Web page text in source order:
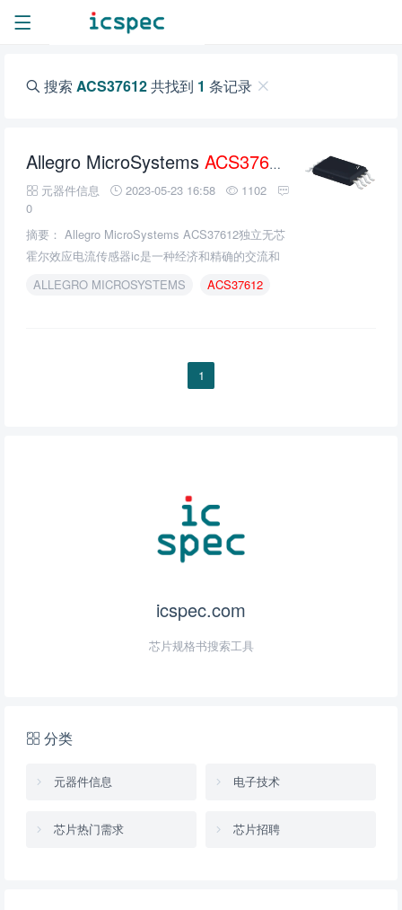
搜索 ACS37612共找到 1 条记录
Allegro MicroSystems ACS37612 无芯霍尔效
元器件信息 2023-05-23 16:58
1102
0
摘要： Allegro MicroSystems ACS37612独立无芯
霍尔效应电流传感器ic是一种经济和精确的交流和
直流传感解决方案，不需要磁集中器核心或屏蔽。
ALLEGRO MICROSYSTEMS ACS37612
1
icspec.com
芯片规格书搜索工具
分类
元器件信息 电子技术
芯片热门需求 芯片招聘